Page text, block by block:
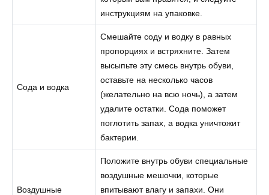
инструкциям на упаковке.
Сода и водка
Смешайте соду и водку в равных
пропорциях и встряхните. Затем
высыпьте эту смесь внутрь обуви,
оставьте на несколько часов
(желательно на всю ночь), а затем
удалите остатки. Сода поможет
поглотить запах, а водка уничтожит
бактерии.
Воздушные
Положите внутрь обуви специальные
воздушные мешочки, которые
впитывают влагу и запахи. Они